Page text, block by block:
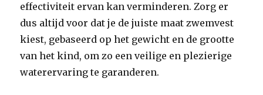
effectiviteit ervan kan verminderen. Zorg er
dus altijd voor dat je de juiste maat zwemvest
kiest, gebaseerd op het gewicht en de grootte
van het kind, om zo een veilige en plezierige
waterervaring te garanderen.